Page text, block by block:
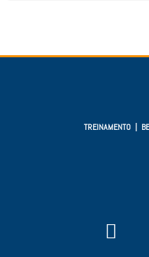
TREINAMENTO |